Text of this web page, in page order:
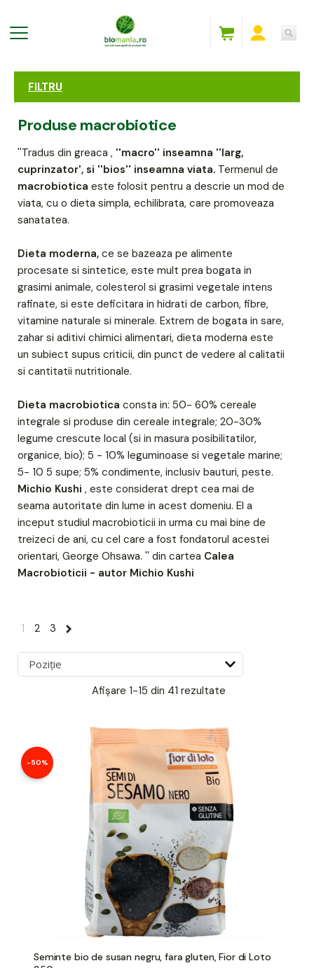
FILTRU
Produse macrobiotice
''Tradus din greaca , ''macro'' inseamna ''larg,
cuprinzator', si ''bios'' inseamna viata. Termenul de
macrobiotica este folosit pentru a descrie un mod de
viata, cu o dieta simpla, echilibrata, care promoveaza
sanatatea.
Dieta moderna, ce se bazeaza pe alimente
procesate si sintetice, este mult prea bogata in
grasimi animale, colesterol si grasimi vegetale intens
rafinate, si este deficitara in hidrati de carbon, fibre,
vitamine naturale si minerale. Extrem de bogata in sare,
zahar si aditivi chimici alimentari, dieta moderna este
un subiect supus criticii, din punct de vedere al calitatii
si cantitatii nutritionale.
Dieta macrobiotica consta in: 50- 60% cereale
integrale si produse din cereale integrale; 20-30%
legume crescute local (si in masura posibilitatilor,
organice, bio); 5 - 10% leguminoase si vegetale marine;
5- 10 5 supe; 5% condimente, inclusiv bauturi, peste.
Michio Kushi , este considerat drept cea mai de
seama autoritate din lume in acest domeniu. El a
inceput studiul macrobioticii in urma cu mai bine de
treizeci de ani, cu cel care a fost fondatorul acestei
orientari, George Ohsawa. '' din cartea Calea
Macrobioticii - autor Michio Kushi
1 2 3
Afișare 1-15 din 41 rezultate
-50%
Seminte bio de susan negru, fara gluten, Fior di Loto